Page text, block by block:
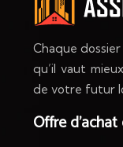
Chaque
qu’il vaut
de votre futur
Offre